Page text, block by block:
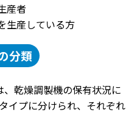
産者
生産している方
分類
乾燥調製機の保有状況に
イプに分けられ、それぞれ